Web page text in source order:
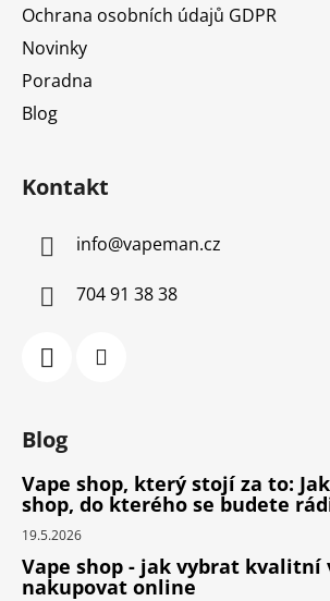
Ochrana osobních údajů GDPR
Novinky
Poradna
Blog
Kontakt
info@vapeman.cz
704 91 38 38
Blog
Vape shop, který stojí za to:
shop, do kterého se budete
19.5.2026
Vape shop - jak vybrat kvalitní
nakupovat online